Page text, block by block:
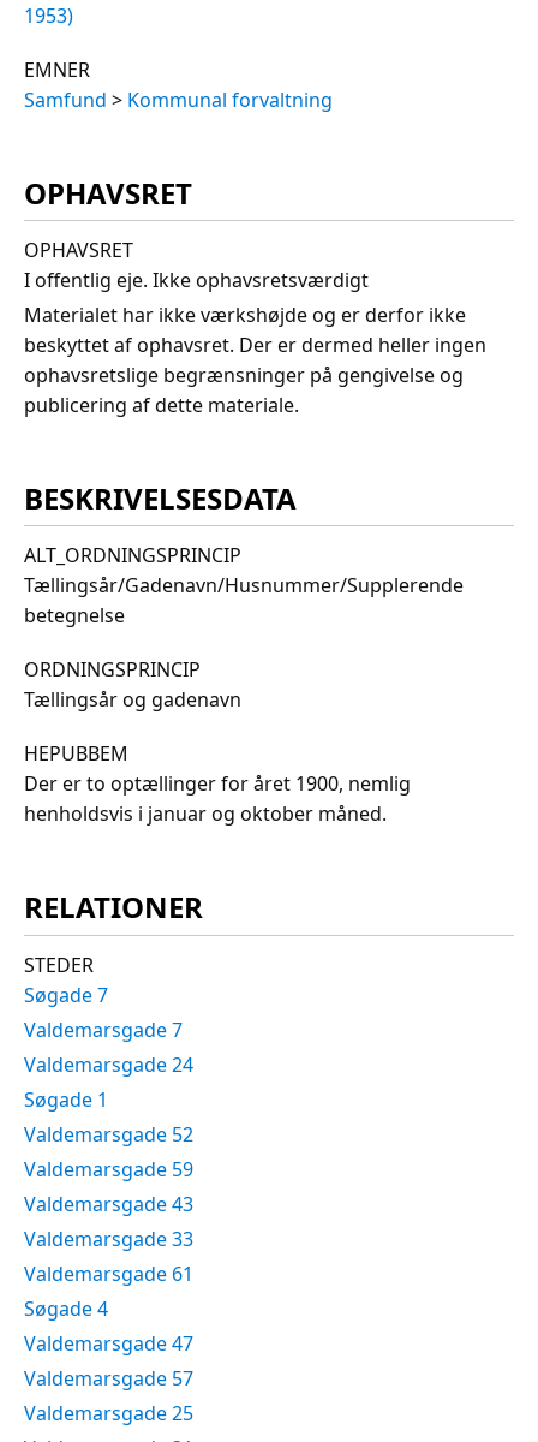
1953)
EMNER
Samfund > Kommunal forvaltning
OPHAVSRET
OPHAVSRET
I offentlig eje. Ikke ophavsretsværdigt
Materialet har ikke værkshøjde og er derfor ikke
beskyttet af ophavsret. Der er dermed heller ingen
ophavsretslige begrænsninger på gengivelse og
publicering af dette materiale.
BESKRIVELSESDATA
ALT_ORDNINGSPRINCIP
Tællingsår/Gadenavn/Husnummer/Supplerende
betegnelse
ORDNINGSPRINCIP
Tællingsår og gadenavn
HEPUBBEM
Der er to optællinger for året 1900, nemlig
henholdsvis i januar og oktober måned.
RELATIONER
STEDER
Søgade 7
Valdemarsgade 7
Valdemarsgade 24
Søgade 1
Valdemarsgade 52
Valdemarsgade 59
Valdemarsgade 43
Valdemarsgade 33
Valdemarsgade 61
Søgade 4
Valdemarsgade 47
Valdemarsgade 57
Valdemarsgade 25